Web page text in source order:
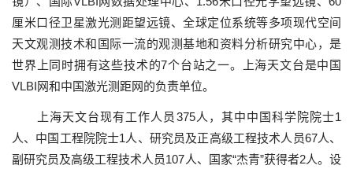
厘米口径卫 星激光测 距望远镜、全球定位系统等多项现代空间
天文观测技术和国 际一流的观测基地和资料分析研究中心，是
世界上同 时拥有这些技术的7个台站之一。上海天文台是中国
VLBI网和中国激光测 距网的负责单位。
上海天文台现有工作人员375人，其中中国科学院院士1
人、中国工程院院士1人、研究员及正高级工程技术人员67人、
副研究员及高级工程技术人员107人、国家“杰青”获得者2人。设